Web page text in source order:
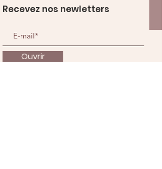
Recevez nos newletters
Ouvrir